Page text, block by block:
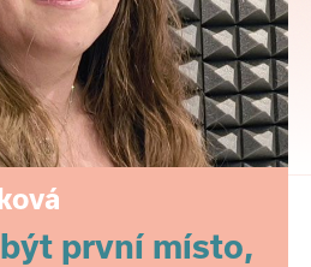
první místo,